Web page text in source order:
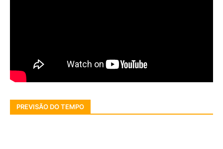
PREVISÃO DO TEMPO